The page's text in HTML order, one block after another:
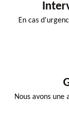
En cas
Nous avons une